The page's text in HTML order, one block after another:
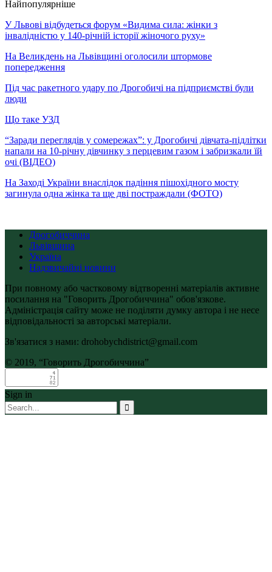
Найпопулярніше
У Львові відбудеться форум «Видима сила: жінки з
інвалідністю у 140-річній історії жіночого руху»
На Великдень на Львівщині оголосили штормове
попередження
Під час ракетного удару по Дрогобичі на підприємстві були
люди
Що таке УЗД
“Заради переглядів у сомережах”: у Дрогобичі дівчата-підлітки
напали на 10-річну дівчинку з перцевим газом і забризкали їй
очі (ВІДЕО)
На Заході України внаслідок падіння пішохідного мосту
загинула одна жінка та ще дві постраждали (ФОТО)
Дрогобиччина
Львівщина
Україна
Надзвичайні новини
При повному або частковому відтворенні матеріалів активне
посилання на "Говорить Дрогобиччина" обов'язкове.
Адміністрація сайту може не поділяти думку автора і не несе
відповідальності за авторські матеріали.
Зв'язатися з нами: drohobychdistrict@gmail.com
© 2019, “Говорить Дрогобиччина”
Sign in